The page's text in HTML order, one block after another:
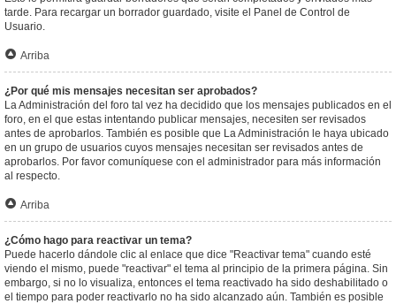
tarde. Para recargar un borrador guardado, visite el Panel de Control de
Usuario.
Arriba
¿Por qué mis mensajes necesitan ser aprobados?
La Administración del foro tal vez ha decidido que los mensajes publicados en el
foro, en el que estas intentando publicar mensajes, necesiten ser revisados
antes de aprobarlos. También es posible que La Administración le haya ubicado
en un grupo de usuarios cuyos mensajes necesitan ser revisados antes de
aprobarlos. Por favor comuníquese con el administrador para más información
al respecto.
Arriba
¿Cómo hago para reactivar un tema?
Puede hacerlo dándole clic al enlace que dice "Reactivar tema" cuando esté
viendo el mismo, puede "reactivar" el tema al principio de la primera página. Sin
embargo, si no lo visualiza, entonces el tema reactivado ha sido deshabilitado o
el tiempo para poder reactivarlo no ha sido alcanzado aún. También es posible